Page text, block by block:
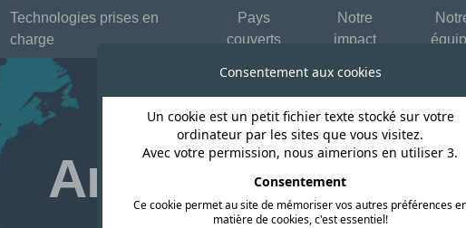
Technologies prises en
charge
Pays
couverts
Notre
impact
Analyses et ressources d'experts
Articles et
Consentement aux cookies
Un cookie est un petit fichier texte stocké sur votre
ordinateur par les sites que vous visitez.
Avec votre permission, nous aimerions en utiliser 3.
Consentement
Ce cookie permet au site de mémoriser vos autres préférences
matière de cookies, c'est essentiel!